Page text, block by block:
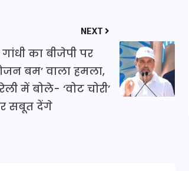
NEXT
का बीजेपी पर
बम’ वाला हमला,
में बोले- ‘वोट चोरी’
सबूत देंगे
का राशिफल: जानिए
हैं आपके सितारे (25
से 31 अगस्त)
24 अगस्त 2025